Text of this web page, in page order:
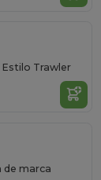
Trawler
de marca